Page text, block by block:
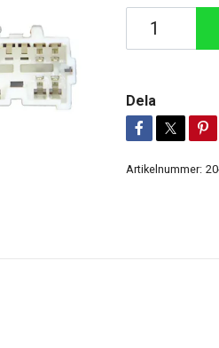
Dela
Artikelnummer: